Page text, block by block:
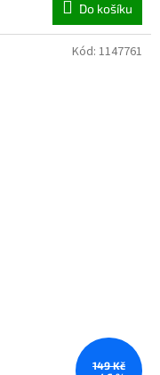
Do košíku
149 Kč
Kód: 1147761